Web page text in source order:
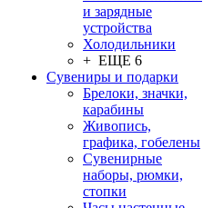
и зарядные
устройства
Холодильники
+ ЕЩЕ 6
Сувениры и подарки
Брелоки, значки,
карабины
Живопись,
графика, гобелены
Сувенирные
наборы, рюмки,
стопки